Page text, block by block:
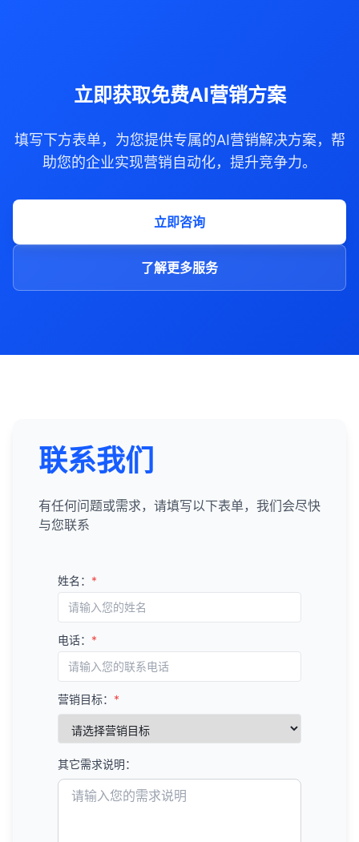
立即获取免费AI营销方案
填写下方表单，为您提供专属的AI营销解决方案，帮
助您的企业实现营销自动化，提升竞争力。
立即咨询
了解更多服务
联系我们
有任何问题或需求，请填写以下表单，我们会尽快
与您联系
姓名： *
电话： *
营销目标： *
其它需求说明：